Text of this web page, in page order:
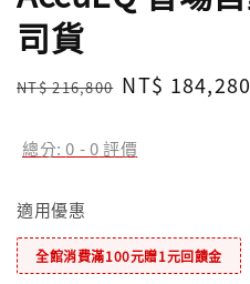
司貨
Regular
NT$ 216,800 Sale
NT$ 184,280
總分:0 -0評價
適用優惠
全館消費滿100元贈1元回饋金